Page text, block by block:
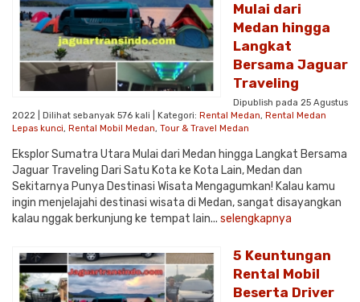
Mulai dari
Medan hingga
Langkat
Bersama Jaguar
Traveling
Dipublish pada 25 Agustus
2022 | Dilihat sebanyak 576 kali | Kategori: Rental Medan, Rental Medan
Lepas kunci, Rental Mobil Medan, Tour & Travel Medan
Eksplor Sumatra Utara Mulai dari Medan hingga Langkat Bersama
Jaguar Traveling Dari Satu Kota ke Kota Lain, Medan dan
Sekitarnya Punya Destinasi Wisata Mengagumkan! Kalau kamu
ingin menjelajahi destinasi wisata di Medan, sangat disayangkan
kalau nggak berkunjung ke tempat lain... selengkapnya
5 Keuntungan
Rental Mobil
Beserta Driver